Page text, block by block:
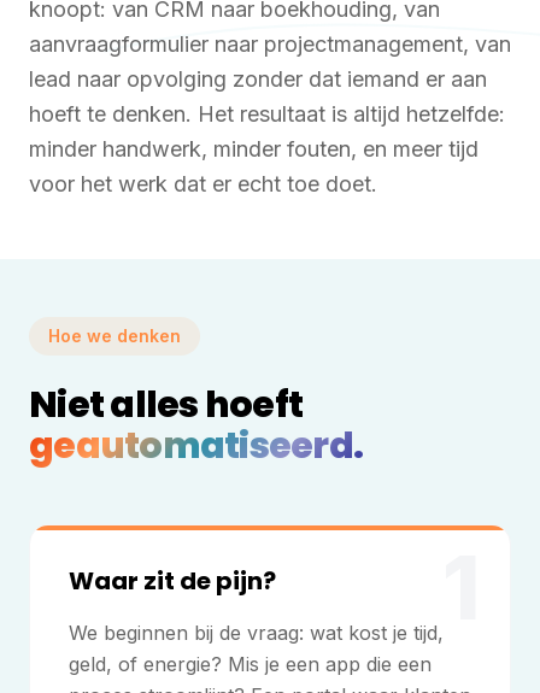
knoopt: van CRM naar boekhouding, van
aanvraagformulier naar projectmanagement, van
lead naar opvolging zonder dat iemand er aan
hoeft te denken. Het resultaat is altijd hetzelfde:
minder handwerk, minder fouten, en meer tijd
voor het werk dat er echt toe doet.
Hoe we denken
Niet alles hoeft
geautomatiseerd.
Waar zit de pijn?
We beginnen bij de vraag: wat kost je tijd,
geld, of energie? Mis je een app die een